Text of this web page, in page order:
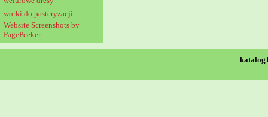
worki do pasteryzacji
Website Screenshots by
PagePeeker